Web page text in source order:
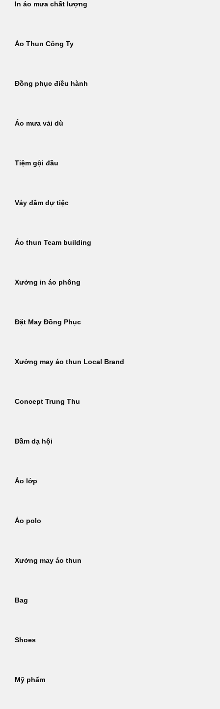
In áo mưa chất lượng
Áo Thun Công Ty
Đồng phục điều hành
Áo mưa vải dù
Tiệm gội đầu
Váy đầm dự tiệc
Áo thun Team building
Xưởng in áo phông
Đặt May Đồng Phục
Xưởng may áo thun Local Brand
Concept Trung Thu
Đầm dạ hội
Áo lớp
Áo polo
Xưởng may áo thun
Bag
Shoes
Mỹ phẩm